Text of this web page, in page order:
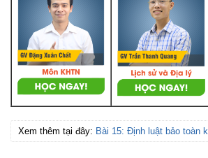
Xem thêm tại đây: Bài 15: Định luật bảo toàn